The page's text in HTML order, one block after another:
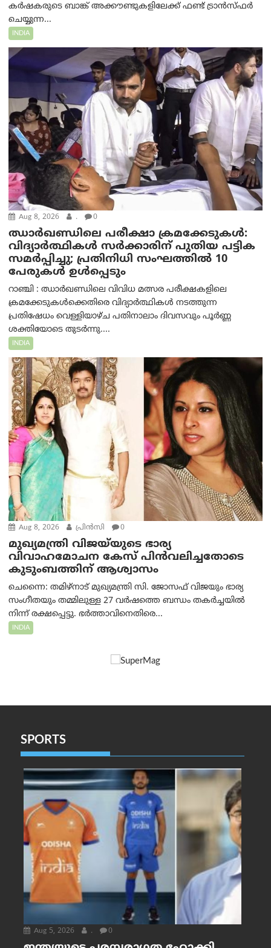
കർഷകരുടെ ബാങ്ക് അക്കൗണ്ടുകളിലേക്ക് ഫണ്ട് ട്രാൻസ്ഫർ
ചെയ്യുന്ന...
INDIA
Aug 8, 2026 . 0
ഝാര്‍ഖണ്ഡിലെ പരീക്ഷാ ക്രമക്കേടുകള്‍:
വിദ്യാർത്ഥികൾ സർക്കാരിന് പുതിയ പട്ടിക
സമർപ്പിച്ചു; പ്രതിനിധി സംഘത്തിൽ 10
പേരുകൾ ഉൾപ്പെടും
റാഞ്ചി : ഝാർഖണ്ഡിലെ വിവിധ മത്സര പരീക്ഷകളിലെ
ക്രമക്കേടുകൾക്കെതിരെ വിദ്യാർത്ഥികൾ നടത്തുന്ന
പ്രതിഷേധം വെള്ളിയാഴ്ച പതിനാലാം ദിവസവും പൂർണ്ണ
ശക്തിയോടെ തുടർന്നു....
INDIA
Aug 8, 2026 പ്രിന്‍സി 0
മുഖ്യമന്ത്രി വിജയ്‌യുടെ ഭാര്യ
വിവാഹമോചന കേസ് പിൻവലിച്ചതോടെ
കുടുംബത്തിന് ആശ്വാസം
ചെന്നൈ: തമിഴ്‌നാട് മുഖ്യമന്ത്രി സി. ജോസഫ് വിജയും ഭാര്യ
സംഗീതയും തമ്മിലുള്ള 27 വർഷത്തെ ബന്ധം തകർച്ചയിൽ
നിന്ന് രക്ഷപ്പെട്ടു. ഭർത്താവിനെതിരെ...
INDIA
SPORTS
Aug 5, 2026 . 0